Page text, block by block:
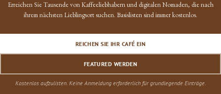
Erreichen Sie Tausende von Kaffeeliebhabern und digitalen Nomaden, die nach
ihrem nächsten Lieblingsort suchen. Basislisten sind immer kostenlos.
REICHEN SIE IHR CAFÉ EIN
FEATURED WERDEN
Kostenlos aufzulisten. Keine Anmeldung erforderlich für grundlegende Einträge.